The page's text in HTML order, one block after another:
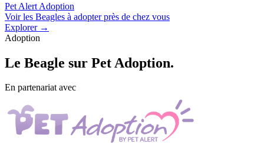
Pet Alert Adoption
Voir les Beagles à adopter près de chez vous
Explorer →
Adoption
Le Beagle sur Pet Adoption.
En partenariat avec